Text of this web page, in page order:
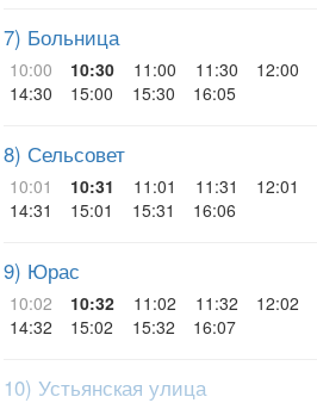
7) Больница
10:00 10:30 11:00 11:30 12:00
14:30
15:00 15:30 16:05
8) Сельсовет
10:01 10:31 11:01 11:31 12:01
14:31
15:01 15:31 16:06
9) Юрас
10:02 10:32 11:02 11:32 12:02
14:32
15:02 15:32 16:07
10) Устьянская улица